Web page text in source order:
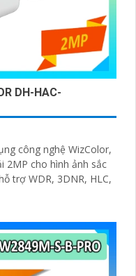
DH-HAC-
công nghệ WizColor,
2MP cho hình ảnh sắc